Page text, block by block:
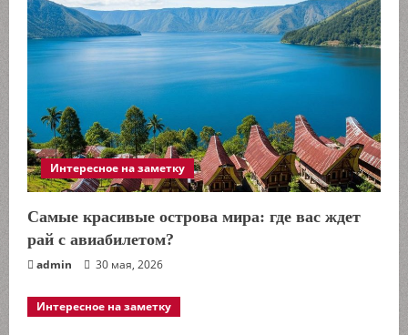
Интересное на заметку
Самые красивые острова мира: где вас ждет
рай с авиабилетом?
admin 30 мая, 2026
Интересное на заметку